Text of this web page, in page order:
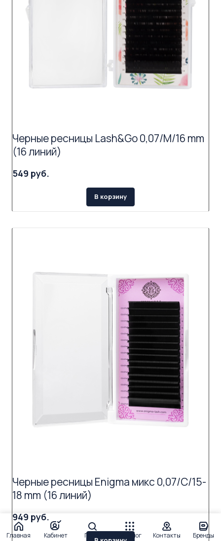
Черные ресницы Lash&Go 0,07/M/16 mm
(16 линий)
549 руб.
В корзину
Черные ресницы Enigma микс 0,07/C/15-
18 mm (16 линий)
949 руб.
Главная Кабинет Поиск Каталог Контакты Бренды